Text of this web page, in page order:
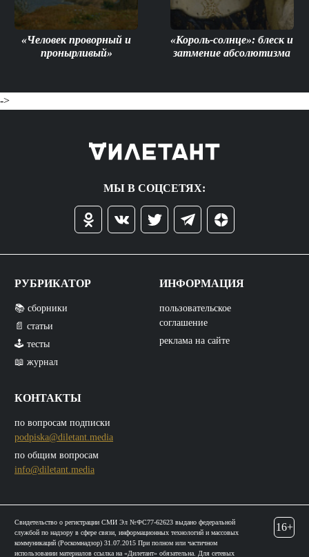
«Человек проворный и
пронырливый»
«Король-солнце»: блеск и
затмение абсолютизма
->
МЫ В СОЦСЕТЯХ:
РУБРИКАТОР
📚 сборники
📄 статьи
🕹️ тесты
📖 журнал
КОНТАКТЫ
по вопросам подписки
podpiska@diletant.media
по общим вопросам
info@diletant.media
ИНФОРМАЦИЯ
пользовательское
соглашение
реклама на сайте
Свидетельство о регистрации СМИ Эл №ФС77-62623 выдано федеральной
службой по надзору в сфере связи, информационных технологий и массовых
коммуникаций (Роскомнадзор) 31.07.2015 При полном или частичном
использовании материалов ссылка на «Дилетант» обязательна. Для сетевых
16+